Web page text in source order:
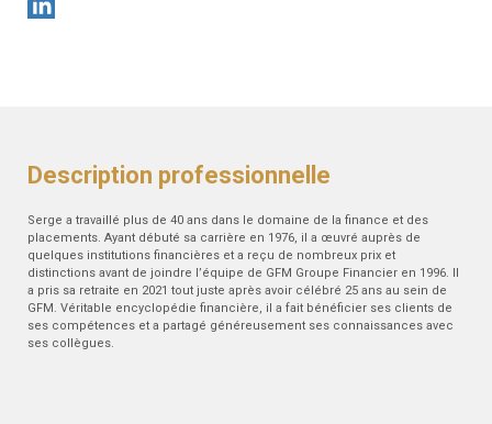
Description professionnelle
Serge a travaillé plus de 40 ans dans le domaine de la finance et des
placements. Ayant débuté sa carrière en 1976, il a œuvré auprès de
quelques institutions financières et a reçu de nombreux prix et
distinctions avant de joindre l’équipe de GFM Groupe Financier en 1996. Il
a pris sa retraite en 2021 tout juste après avoir célébré 25 ans au sein de
GFM. Véritable encyclopédie financière, il a fait bénéficier ses clients de
ses compétences et a partagé généreusement ses connaissances avec
ses collègues.